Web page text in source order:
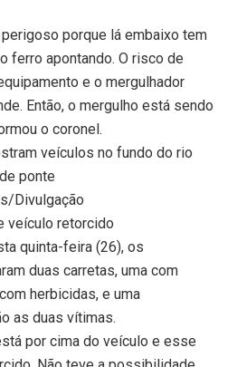
porque lá embaixo tem
ferro apontando. O risco de
e o mergulhador
Então, o mergulho está sendo
o coronel.
veículos no fundo do rio
ponte
Divulgação
veículo retorcido
quinta-feira (26), os
duas carretas, uma com
herbicidas, e uma
as duas vítimas.
por cima do veículo e esse